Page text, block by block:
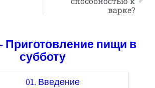
варке?
Приготовление пищи в
субботу
01. Введение